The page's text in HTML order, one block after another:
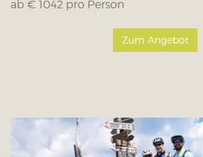
ab € 1042 pro Person
Zum Angebot